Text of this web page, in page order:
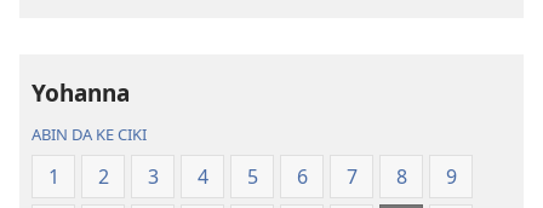
2013)2013)
Yohanna
ABIN DA KE CIKI
1 2 3 4 5 6 7 8
9